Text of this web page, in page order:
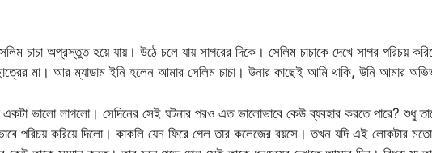
চাচা অপ্রস্তুত হয়ে যায়। উঠে চলে যায় সাগরের দিকে। সেলিম চাচাকে দেখে সাগর পরিচয়
মা। আর ম্যাডাম ইনি হলেন আমার সেলিম চাচা। উনার কাছেই আমি থাকি, উনি আমার
ভালো লাগলো। সেদিনের সেই ঘটনার পরও এত ভালোভাবে কেউ ব্যবহার করতে পারে? শুধু
পরিচয় করিয়ে দিলো। কাকলি যেন ফিরে গেল তার কলেজের বয়সে। তখন যদি এই লোকটার